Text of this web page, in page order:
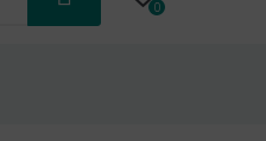
0